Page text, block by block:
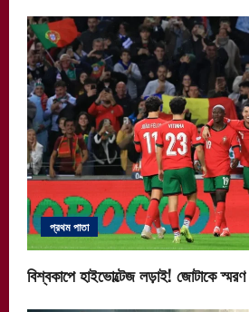
প্রথম পাতা
বিশ্বকাপে হাইভোল্টেজ লড়াই! জোটাকে